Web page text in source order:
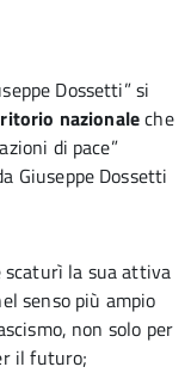
Dossetti” si
nazionaleche
di pace”
Giuseppe Dossetti
scaturì la sua attiva
senso più ampio
non solo per
il futuro;